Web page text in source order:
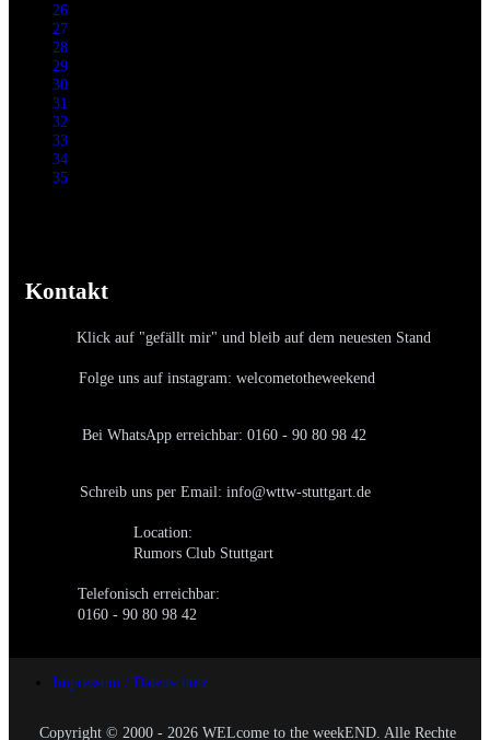
26
27
28
29
30
31
32
33
34
35
Kontakt
Klick auf "gefällt mir" und bleib auf dem neuesten Stand
Folge uns auf instagram: welcometotheweekend
Bei WhatsApp erreichbar: 0160 - 90 80 98 42
Schreib uns per Email: info@wttw-stuttgart.de
Location:
Rumors Club Stuttgart
Telefonisch erreichbar:
0160 - 90 80 98 42
Impressum / Datenschutz
Copyright © 2000 - 2026 WELcome to the weekEND. Alle Rechte